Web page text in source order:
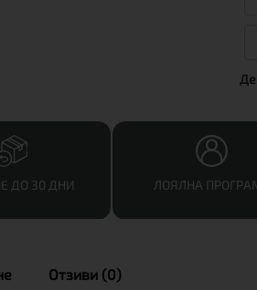
ДО 30 ДНИ ЛОЯЛНА
Отзиви (0)